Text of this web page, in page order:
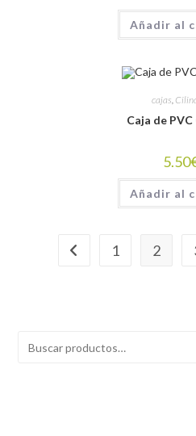
Añadir al
cajas
Caja de PVC
5.50
Añadir al
1 2